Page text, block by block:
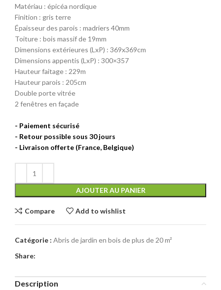
initial
était :
5583,65 €.
actuel
5025,28 €.
Matériau : épicéa nordique
Finition : gris terre
Épaisseur des parois : madriers 40mm
Toiture : bois massif de 19mm
Dimensions extérieures (LxP) : 369x369cm
Dimensions appentis (LxP) : 300×357
Hauteur faitage : 229m
Hauteur parois : 205cm
Double porte vitrée
2 fenêtres en façade
AJOUTER AU PANIER
Compare Add to wishlist
Catégorie : Abris de jardin en bois de plus de 20 m²
Share:
Description